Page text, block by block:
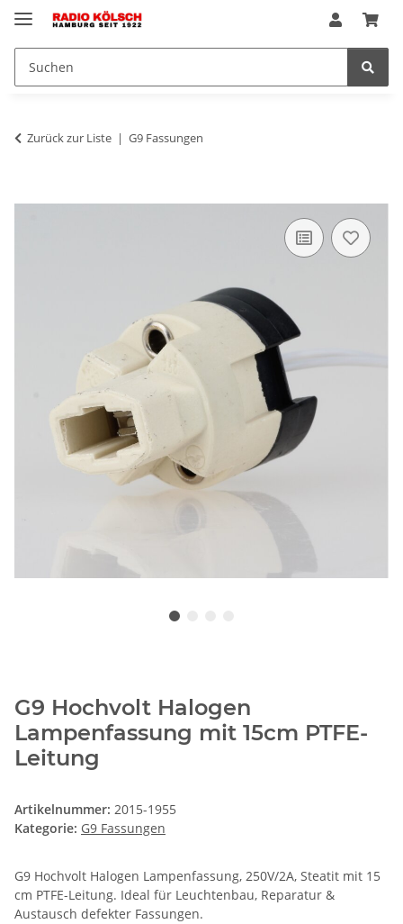
Zurück zur Liste G9 Fassungen
G9 Hochvolt Halogen
Lampenfassung mit 15cm PTFE-
Leitung
Artikelnummer: 2015-1955
Kategorie: G9 Fassungen
G9 Hochvolt Halogen Lampenfassung, 250V/2A, Steatit mit 15
cm PTFE-Leitung. Ideal für Leuchtenbau, Reparatur &
Austausch defekter Fassungen.